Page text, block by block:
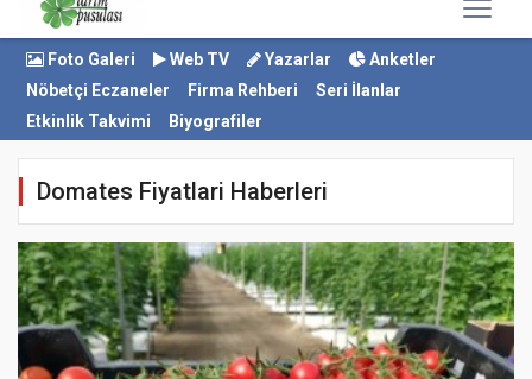
Foto Galeri Web TV Yazarlar
Anketler
Nöbetçi Eczaneler
Firma Rehberi
Seri İlanlar
Etkinlik Takvimi
Biyografiler
Domates Fiyatlari Haberleri